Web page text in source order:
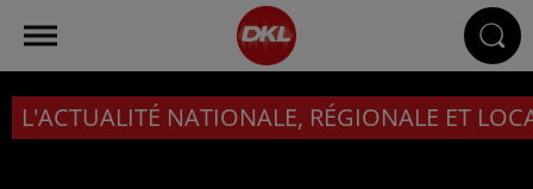
L'ACTUALITÉ NATIONALE, RÉGIONALE ET